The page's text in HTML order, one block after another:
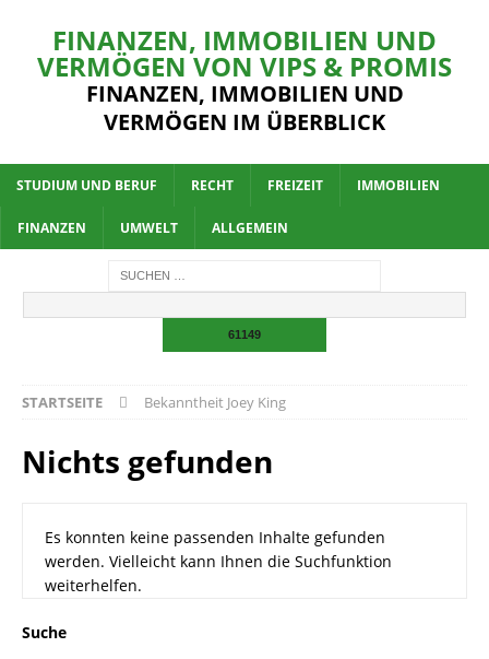
FINANZEN, IMMOBILIEN UND
VERMÖGEN VON VIPS & PROMIS
FINANZEN, IMMOBILIEN UND
VERMÖGEN IM ÜBERBLICK
STUDIUM UND BERUF RECHT FREIZEIT IMMOBILIEN
FINANZEN UMWELT ALLGEMEIN
STARTSEITE Bekanntheit Joey King
Nichts gefunden
Es konnten keine passenden Inhalte gefunden
werden. Vielleicht kann Ihnen die Suchfunktion
weiterhelfen.
Suche